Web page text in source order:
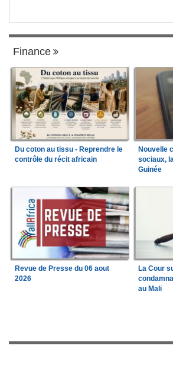
Finance
Du coton au tissu - Reprendre le
contrôle du récit africain
Nouvelle
sociaux,
Guinée
Revue de Presse du 06 aout
2026
La Cour
au Mali